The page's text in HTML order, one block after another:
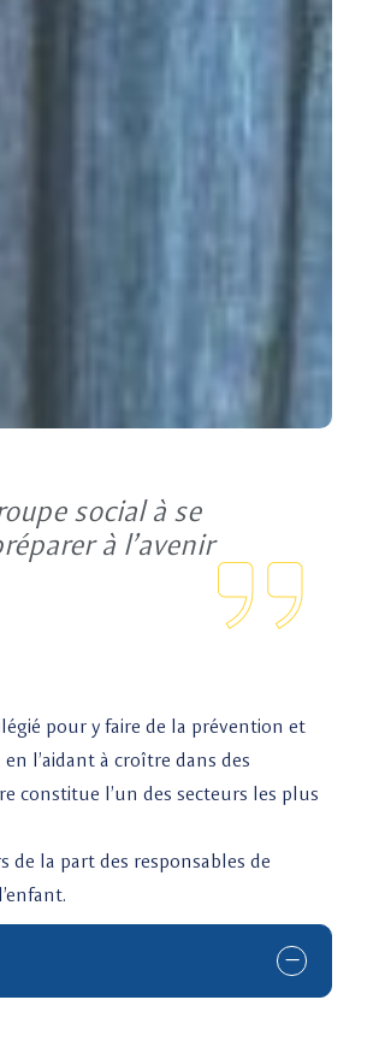
social à se
à l’avenir
pour y faire de la prévention et
l’aidant à croître dans des
constitue l’un des secteurs les plus
de la part des responsables de